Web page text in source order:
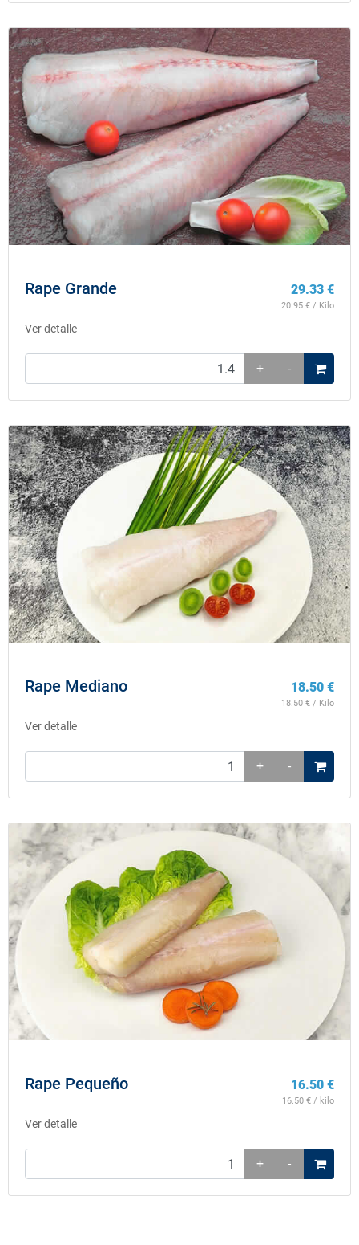
Rape Grande 29.33 €
20.95 € / Kilo
Ver detalle
+ -
Rape Mediano 18.50 €
18.50 € / Kilo
Ver detalle
+ -
Rape Pequeño 16.50 €
16.50 € / kilo
Ver detalle
+ -